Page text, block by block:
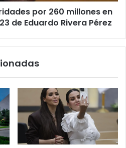
por 260 millones en
de Eduardo Rivera Pérez